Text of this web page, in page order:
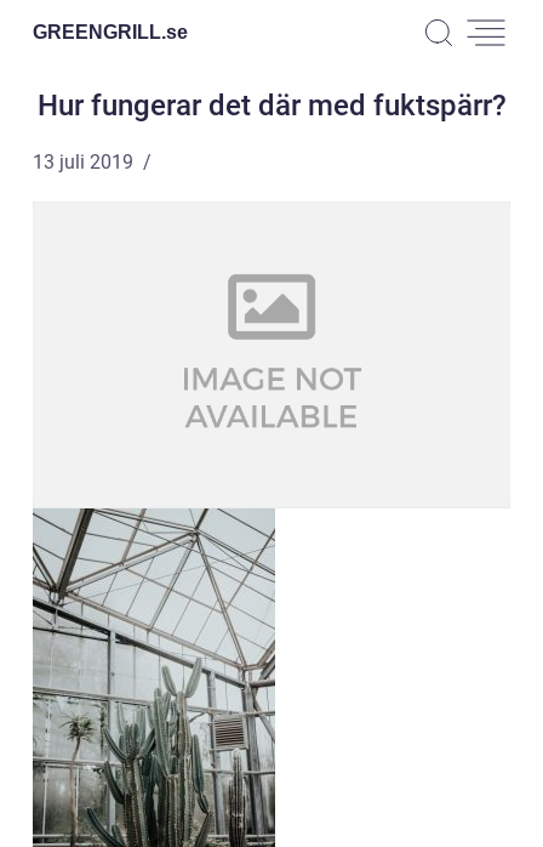
GREENGRILL.se
Hur fungerar det där med fuktspärr?
13 juli 2019